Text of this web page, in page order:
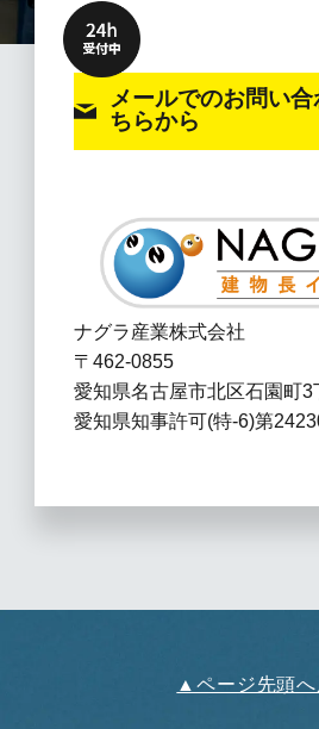
メールでのお問い合
ちらから
ナグラ産業株式会社
〒462-0855
愛知県名古屋市北区石園町3
愛知県知事許可(特-6)第
▲ページ先頭へ